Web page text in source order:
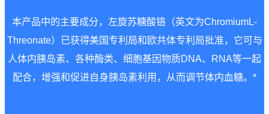
本产品中的主要成分，左旋苏糖酸铬（英文为ChromiumL-
Threonate）已获得美国专利局和欧共体专利局批准，它可与
人体内胰岛素、各种酶类、细胞基因物质DNA、RNA等一起
配合，增强和促进自身胰岛素利用，从而调节体内血糖。*